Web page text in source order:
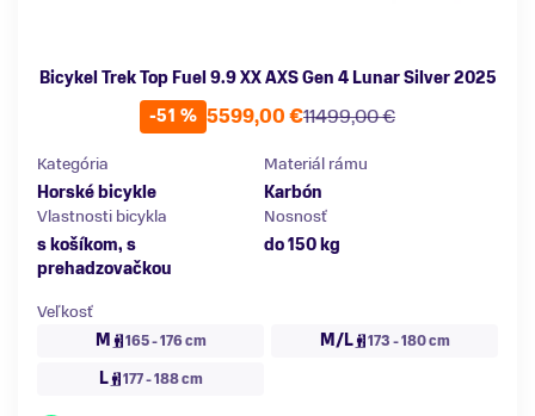
Bicykel Trek Top Fuel 9.9 XX AXS Gen 4 Lunar Silver 2025
-51 %
11499,00 €
5599,00 €
Kategória
Horské bicykle
Materiál rámu
Karbón
Vlastnosti bicykla
s košíkom, s
prehadzovačkou
Nosnosť
do 150 kg
Veľkosť
M
165 - 176 cm M/L 173 - 180 cm
L 177 - 188 cm